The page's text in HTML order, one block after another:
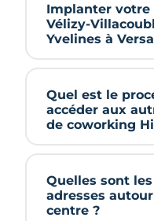
Implanter votre
Vélizy-
Yvelines à
Quel est le
accéder aux
de coworking
Quelles sont
adresses
centre ?